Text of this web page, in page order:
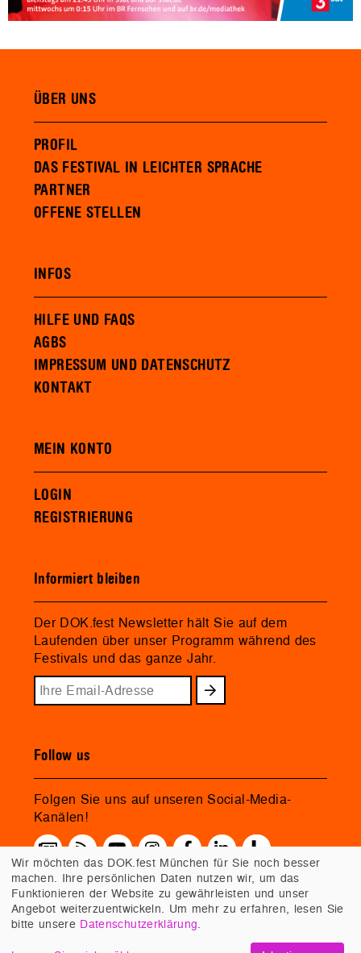
ÜBER UNS
PROFIL
DAS FESTIVAL IN LEICHTER SPRACHE
PARTNER
OFFENE STELLEN
INFOS
HILFE UND FAQS
AGBS
IMPRESSUM UND DATENSCHUTZ
KONTAKT
MEIN KONTO
LOGIN
REGISTRIERUNG
Informiert bleiben
Der DOK.fest Newsletter hält Sie auf dem
Laufenden über unser Programm während des
Festivals und das ganze Jahr.
Follow us
Folgen Sie uns auf unseren Social-Media-
Kanälen!
Wir möchten das DOK.fest München für Sie noch besser
machen. Ihre persönlichen Daten nutzen wir, um das
Funktionieren der Website zu gewährleisten und unser
Angebot weiterzuentwickeln. Um mehr zu erfahren, lesen Sie
bitte unsere Datenschutzerklärung.